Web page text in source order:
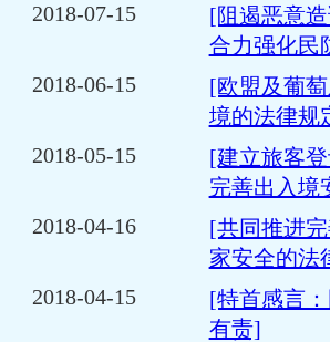
2018-07-15
[阻遏恶意
合力强化民
2018-06-15
[欧盟及葡
境的法律规
2018-05-15
[建立旅客
完善出入境
2018-04-16
[共同推进
家安全的法
2018-04-15
[特首感言
有责]